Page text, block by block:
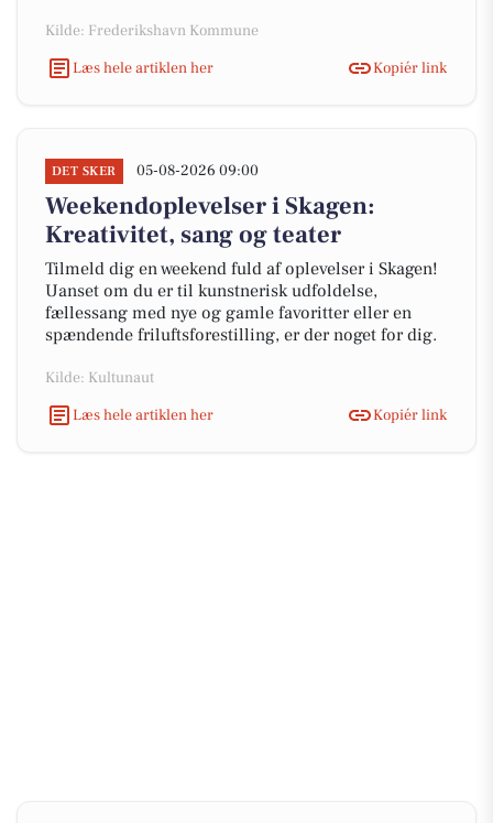
Kilde: Frederikshavn Kommune
Læs hele artiklen her
Kopiér link
DET SKER 05-08-2026 09:00
Weekendoplevelser i Skagen:
Kreativitet, sang og teater
Tilmeld dig en weekend fuld af oplevelser i Skagen!
Uanset om du er til kunstnerisk udfoldelse,
fællessang med nye og gamle favoritter eller en
spændende friluftsforestilling, er der noget for dig.
Kilde: Kultunaut
Læs hele artiklen her
Kopiér link